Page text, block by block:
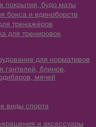
покрытия, будо маты
бокса и единоборств
тренажёров
для тренировок
для нормативов
гантелей, блинов,
мячей
виды спорта
и аксессуары